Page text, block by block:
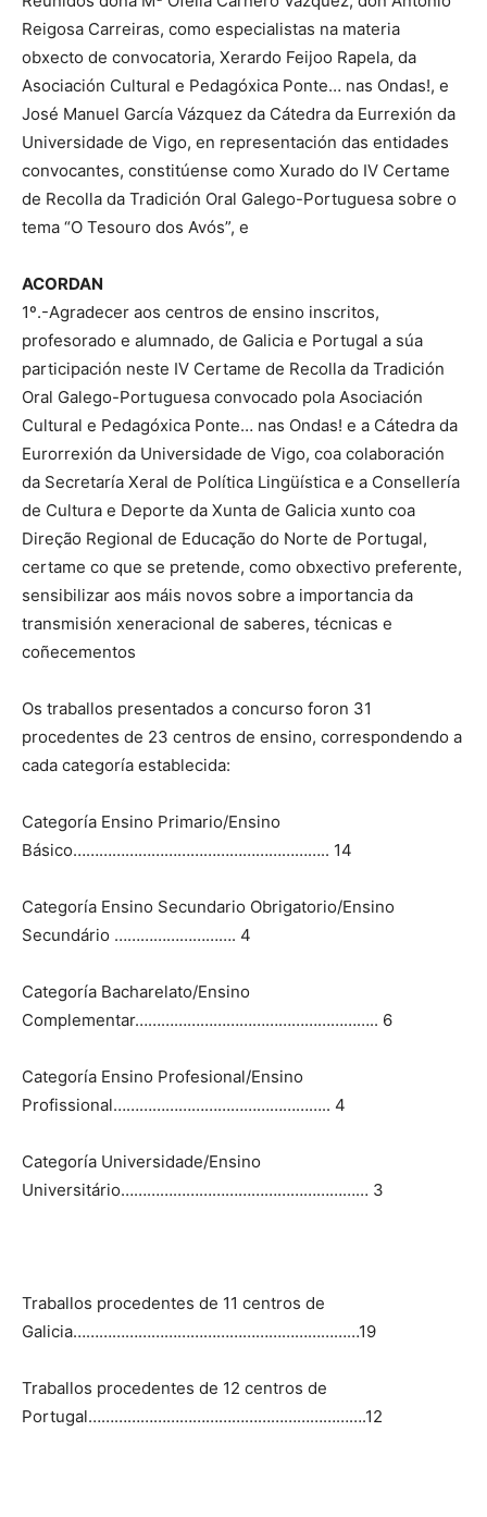
Reigosa Carreiras, como especialistas na materia
obxecto de convocatoria, Xerardo Feijoo Rapela, da
Asociación Cultural e Pedagóxica Ponte… nas Ondas!, e
José Manuel García Vázquez da Cátedra da Eurrexión da
Universidade de Vigo, en representación das entidades
convocantes, constitúense como Xurado do IV Certame
de Recolla da Tradición Oral Galego-Portuguesa sobre o
tema “O Tesouro dos Avós”, e
ACORDAN
1º.-Agradecer aos centros de ensino inscritos,
profesorado e alumnado, de Galicia e Portugal a súa
participación neste IV Certame de Recolla da Tradición
Oral Galego-Portuguesa convocado pola Asociación
Cultural e Pedagóxica Ponte… nas Ondas! e a Cátedra da
Eurorrexión da Universidade de Vigo, coa colaboración
da Secretaría Xeral de Política Lingüística e a Consellería
de Cultura e Deporte da Xunta de Galicia xunto coa
Direção Regional de Educação do Norte de Portugal,
certame co que se pretende, como obxectivo preferente,
sensibilizar aos máis novos sobre a importancia da
transmisión xeneracional de saberes, técnicas e
coñecementos
Os traballos presentados a concurso foron 31
procedentes de 23 centros de ensino, correspondendo a
cada categoría establecida:
Categoría Ensino Primario/Ensino
Básico………………………………………………….. 14
Categoría Ensino Secundario Obrigatorio/Ensino
Secundário ………………………. 4
Categoría Bacharelato/Ensino
Complementar……………………………………………….. 6
Categoría Ensino Profesional/Ensino
Profissional………………………………………….. 4
Categoría Universidade/Ensino
Universitário………………………………………………… 3
Traballos procedentes de 11 centros de
Galicia…………………………………………………………19
Traballos procedentes de 12 centros de
Portugal……………………………………………………….12